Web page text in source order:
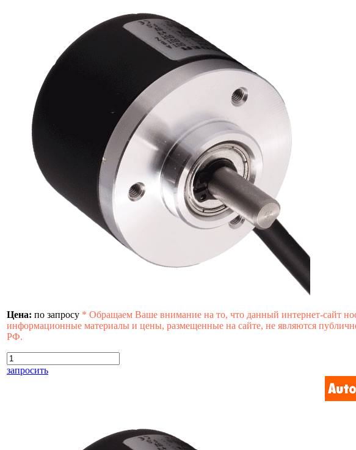
Цена: по запросу * Обращаем Ваше внимание на то, что данный интернет-сайт
информационные материалы и цены, размещенные на сайте, не являются
РФ.
запросить